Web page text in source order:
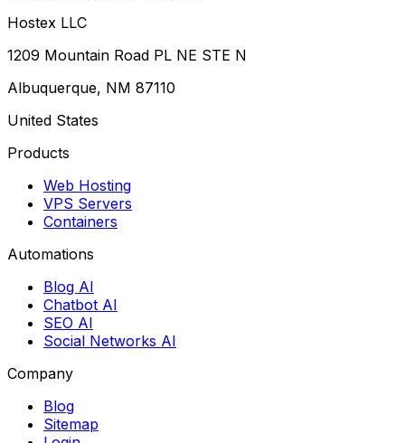
Hostex LLC
1209 Mountain Road PL NE STE N
Albuquerque, NM 87110
United States
Products
Web Hosting
VPS Servers
Containers
Automations
Blog AI
Chatbot AI
SEO AI
Social Networks AI
Company
Blog
Sitemap